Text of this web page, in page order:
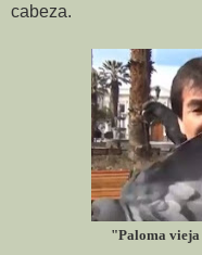
cabeza.
"Paloma vieja